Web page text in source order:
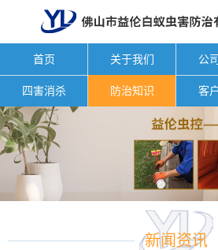
首页 关于我们 公
四害消杀 防治知识 客
新闻资讯